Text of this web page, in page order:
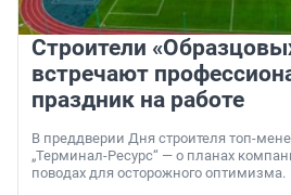
Строители
встречают
праздник на работе
В преддверии Дня строителя топ-
„Терминал-Ресурс“ — о планах
поводах для осторожного оптимизма.